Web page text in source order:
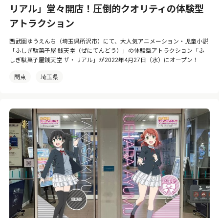
リアル」堂々開店！圧倒的クオリティの体験型
アトラクション
西武園ゆうえんち（埼玉県所沢市）にて、大人気アニメーション・児童小説
「ふしぎ駄菓子屋 銭天堂（ぜにてんどう）」の体験型アトラクション「ふ
しぎ駄菓子屋銭天堂 ザ・リアル」が2022年4月27日（水）にオープン！
関東 埼玉県